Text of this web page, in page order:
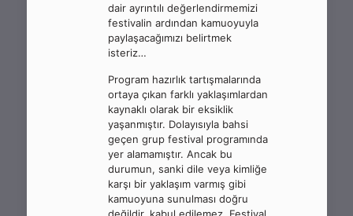
dair ayrıntılı değerlendirmemizi
festivalin ardından kamuoyuyla
paylaşacağımızı belirtmek
isteriz…
Program hazırlık tartışmalarında
ortaya çıkan farklı yaklaşımlardan
kaynaklı olarak bir eksiklik
yaşanmıştır. Dolayısıyla bahsi
geçen grup festival programında
yer alamamıştır. Ancak bu
durumun, sanki dile veya kimliğe
karşı bir yaklaşım varmış gibi
kamuoyuna sunulması doğru